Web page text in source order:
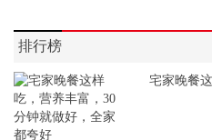
排行榜
宅家晚餐